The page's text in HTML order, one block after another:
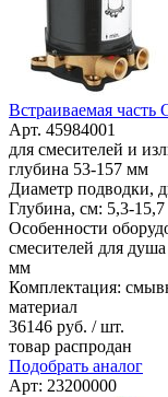
Встраиваемая часть
Арт. 45984001
для смесителей и
глубина 53-157 мм
Диаметр подводки,
Глубина, см: 5,3-15,7
Особенности
смесителей для
мм
Комплектация:
материал
36146 руб. / шт.
товар распродан
Подобрать аналог
Арт: 23200000